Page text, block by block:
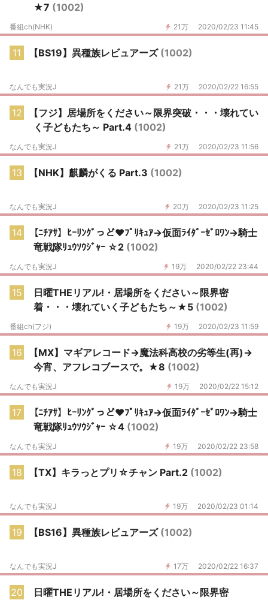
★7 (1002)
21万 2020/02/23 11:45
番組ch(NHK)
11 【BS19】異種族レビュアーズ (1002)
21万 2020/02/22 16:55
なんでも実況J
12
【フジ】居場所をください～限界突破・・・壊れてい
く子どもたち～ Part.4 (1002)
21万 2020/02/23 11:56
なんでも実況J
13 【NHK】麒麟がくる Part.3 (1002)
20万 2020/02/23 11:25
なんでも実況J
14
【ﾆﾁｱｻ】ﾋｰﾘﾝｸﾞっど♥ﾌﾟﾘｷｭｱ→仮面ﾗｲﾀﾞｰｾﾞﾛﾜﾝ→騎士
竜戦隊ﾘｭｳｿｳｼﾞｬｰ ☆2 (1002)
19万 2020/02/22 23:44
なんでも実況J
15
日曜THEリアル!・居場所をください～限界密
着・・・壊れていく子どもたち～★5 (1002)
19万 2020/02/23 11:59
番組ch(フジ)
16
【MX】マギアレコード→魔法科高校の劣等生(再)→
今宵、アフレコブースで。★8 (1002)
19万 2020/02/22 15:12
なんでも実況J
17
【ﾆﾁｱｻ】ﾋｰﾘﾝｸﾞっど♥ﾌﾟﾘｷｭｱ→仮面ﾗｲﾀﾞｰｾﾞﾛﾜﾝ→騎士
竜戦隊ﾘｭｳｿｳｼﾞｬｰ ☆4 (1002)
19万 2020/02/22 23:58
なんでも実況J
18 【TX】キラっとプリ☆チャン Part.2 (1002)
19万 2020/02/23 01:14
なんでも実況J
19 【BS16】異種族レビュアーズ (1002)
17万 2020/02/22 16:37
なんでも実況J
20
日曜THEリアル!・居場所をください～限界密